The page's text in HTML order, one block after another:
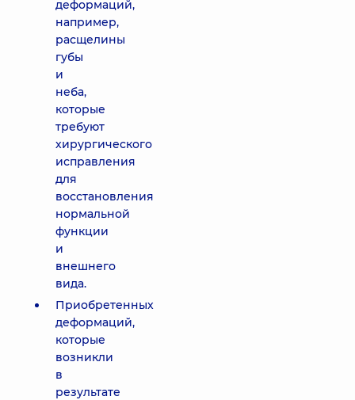
деформаций,
например,
расщелины
губы
и
неба,
которые
требуют
хирургического
исправления
для
восстановления
нормальной
функции
и
внешнего
вида.
Приобретенных
деформаций,
которые
возникли
в
результате